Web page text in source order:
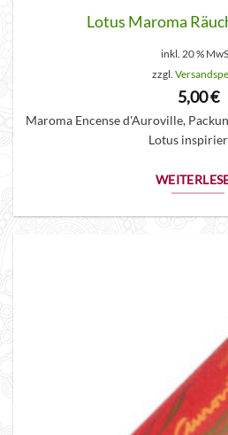
Lotus Maroma
inkl. 20 %
zzgl.
5,00€
Maroma Encense d'Auroville,
Lotus